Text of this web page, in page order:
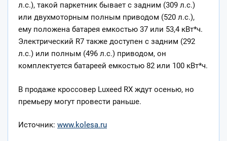
л.с.), такой паркетник бывает с задним (309 л.с.)
или двухмоторным полным приводом (520 л.с.),
ему положена батарея емкостью 37 или 53,4 кВт*ч.
Электрический R7 также доступен с задним (292
л.с.) или полным (496 л.с.) приводом, он
комплектуется батареей емкостью 82 или 100 кВт*ч.
В продаже кроссовер Luxeed RX ждут осенью, но
премьеру могут провести раньше.
Источник: www.kolesa.ru